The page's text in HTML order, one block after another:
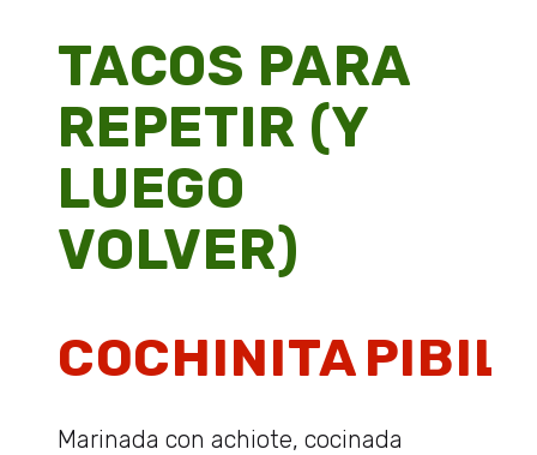
TACOS PARA
REPETIR (Y
LUEGO
VOLVER)
COCHINITA PIBIL
Marinada con achiote, cocinada